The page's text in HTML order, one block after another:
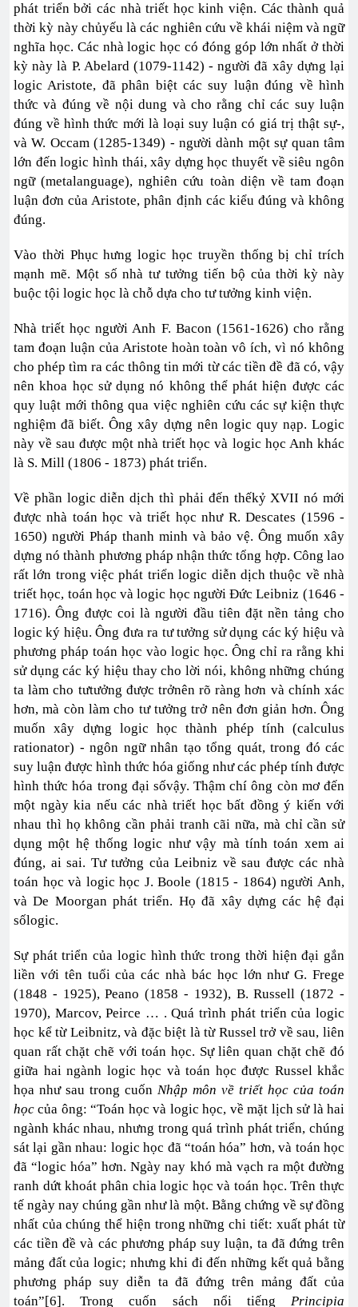
phát triển bởi các nhà triết học kinh viện. Các thành quả
thời kỳ này chủyếu là các nghiên cứu về khái niệm và ngữ
nghĩa học. Các nhà logic học có đóng góp lớn nhất ở thời
kỳ này là P. Abelard (1079-1142) - người đã xây dựng lại
logic Aristote, đã phân biệt các suy luận đúng về hình
thức và đúng về nội dung và cho rằng chỉ các suy luận
đúng về hình thức mới là loại suy luận có giá trị thật sự-,
và W. Occam (1285-1349) - người dành một sự quan tâm
lớn đến logic hình thái, xây dựng học thuyết về siêu ngôn
ngữ (metalanguage), nghiên cứu toàn diện về tam đoạn
luận đơn của Aristote, phân định các kiểu đúng và không
đúng.
Vào thời Phục hưng logic học truyền thống bị chỉ trích
mạnh mẽ. Một số nhà tư tưởng tiến bộ của thời kỳ này
buộc tội logic học là chỗ dựa cho tư tưởng kinh viện.
Nhà triết học người Anh F. Bacon (1561-1626) cho rằng
tam đoạn luận của Aristote hoàn toàn vô ích, vì nó không
cho phép tìm ra các thông tin mới từ các tiền đề đã có, vậy
nên khoa học sử dụng nó không thể phát hiện được các
quy luật mới thông qua việc nghiên cứu các sự kiện thực
nghiệm đã biết. Ông xây dựng nên logic quy nạp. Logic
này về sau được một nhà triết học và logic học Anh khác
là S. Mill (1806 - 1873) phát triển.
Về phần logic diễn dịch thì phải đến thếkỷ XVII nó mới
được nhà toán học và triết học như R. Descates (1596 -
1650) người Pháp thanh minh và bảo vệ. Ông muốn xây
dựng nó thành phương pháp nhận thức tổng hợp. Công lao
rất lớn trong việc phát triển logic diễn dịch thuộc về nhà
triết học, toán học và logic học người Đức Leibniz (1646 -
1716). Ông được coi là người đầu tiên đặt nền tảng cho
logic ký hiệu. Ông đưa ra tư tưởng sử dụng các ký hiệu và
phương pháp toán học vào logic học. Ông chỉ ra rằng khi
sử dụng các ký hiệu thay cho lời nói, không những chúng
ta làm cho tưtưởng được trởnên rõ ràng hơn và chính xác
hơn, mà còn làm cho tư tưởng trở nên đơn giản hơn. Ông
muốn xây dựng logic học thành phép tính (calculus
rationator) - ngôn ngữ nhân tạo tổng quát, trong đó các
suy luận được hình thức hóa giống như các phép tính được
hình thức hóa trong đại sốvậy. Thậm chí ông còn mơ đến
một ngày kia nếu các nhà triết học bất đồng ý kiến với
nhau thì họ không cần phải tranh cãi nữa, mà chỉ cần sử
dụng một hệ thống logic như vậy mà tính toán xem ai
đúng, ai sai. Tư tưởng của Leibniz về sau được các nhà
toán học và logic học J. Boole (1815 - 1864) người Anh,
và De Moorgan phát triển. Họ đã xây dựng các hệ đại
sốlogic.
Sự phát triển của logic hình thức trong thời hiện đại gắn
liền với tên tuổi của các nhà bác học lớn như G. Frege
(1848 - 1925), Peano (1858 - 1932), B. Russell (1872 -
1970), Marcov, Peirce … . Quá trình phát triển của logic
học kể từ Leibnitz, và đặc biệt là từ Russel trở về sau, liên
quan rất chặt chẽ với toán học. Sự liên quan chặt chẽ đó
giữa hai ngành logic học và toán học được Russel khắc
họa như sau trong cuốn Nhập môn về triết học của toán
học của ông: “Toán học và logic học, về mặt lịch sử là hai
ngành khác nhau, nhưng trong quá trình phát triển, chúng
sát lại gần nhau: logic học đã “toán hóa” hơn, và toán học
đã “logic hóa” hơn. Ngày nay khó mà vạch ra một đường
ranh dứt khoát phân chia logic học và toán học. Trên thực
tế ngày nay chúng gần như là một. Bằng chứng về sự đồng
nhất của chúng thể hiện trong những chi tiết: xuất phát từ
các tiền đề và các phương pháp suy luận, ta đã đứng trên
mảng đất của logic; nhưng khi đi đến những kết quả bằng
phương pháp suy diễn ta đã đứng trên mảng đất của
toán”[6]. Trong cuốn sách nổi tiếng Principia